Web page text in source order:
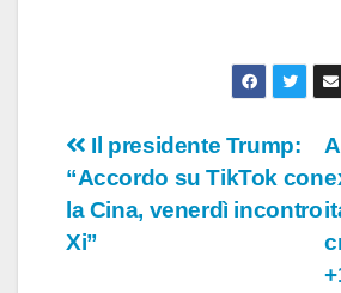
Navigazione
articoli
Il presidente Trump:
“Accordo su TikTok con
la Cina, venerdì incontro
Xi”